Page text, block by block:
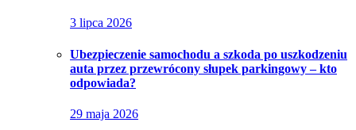
3 lipca 2026
Ubezpieczenie samochodu a szkoda po uszkodzeniu
auta przez przewrócony słupek parkingowy – kto
odpowiada?
29 maja 2026